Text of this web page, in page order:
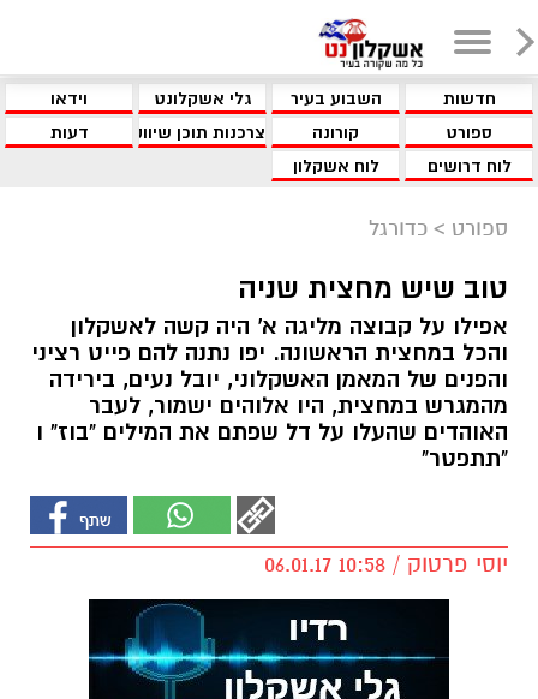
חדשות השבוע בעיר גלי אשקלונט
וידאו
ספורט
קורונה צרכנות תוכן שיווקי
דעות
לוח דרושים
לוח אשקלון
ספורט > כדורגל
טוב שיש מחצית שניה
אפילו על קבוצה מליגה א' היה קשה לאשקלון
והכל במחצית הראשונה. יפו נתנה להם פייט רציני
והפנים של המאמן האשקלוני, יובל נעים, בירידה
מהמגרש במחצית, היו אלוהים ישמור, לעבר
האוהדים שהעלו על דל שפתם את המילים "בוז" ו
"תתפטר"
יוסי פרטוק / 10:58 06.01.17